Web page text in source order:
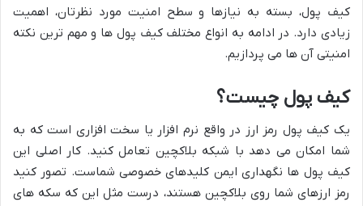
کیف پول، بسته به نیازها و سطح امنیت مورد نظرتان، اهمیت
زیادی دارد. در ادامه به انواع مختلف کیف پول ها و مهم ترین نکته
امنیتی آن ها می پردازیم.
کیف پول چیست؟
یک کیف پول رمز ارز در واقع نرم افزار یا سخت افزاری است که به
شما امکان می دهد با شبکه بلاکچین تعامل کنید. کار اصلی این
کیف پول ها نگهداری ایمن کلیدهای خصوصی شماست. تصور کنید
رمز ارزهای شما روی بلاکچین هستند، درست مثل این که سکه های